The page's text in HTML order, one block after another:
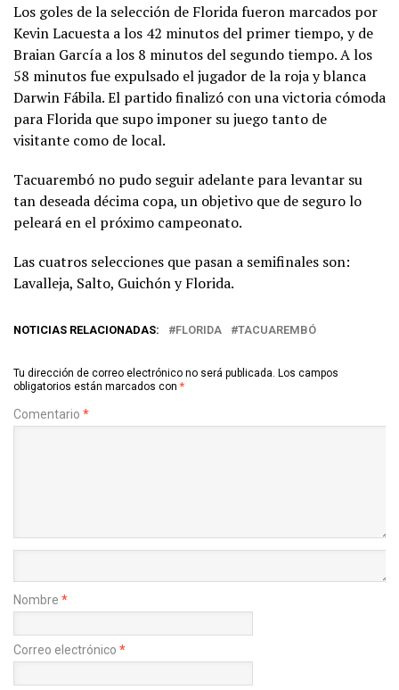
Los goles de la selección de Florida fueron marcados por
Kevin Lacuesta a los 42 minutos del primer tiempo, y de
Braian García a los 8 minutos del segundo tiempo. A los
58 minutos fue expulsado el jugador de la roja y blanca
Darwin Fábila. El partido finalizó con una victoria cómoda
para Florida que supo imponer su juego tanto de
visitante como de local.
Tacuarembó no pudo seguir adelante para levantar su
tan deseada décima copa, un objetivo que de seguro lo
peleará en el próximo campeonato.
Las cuatros selecciones que pasan a semifinales son:
Lavalleja, Salto, Guichón y Florida.
NOTICIAS RELACIONADAS: FLORIDA TACUAREMBÓ
Tu dirección de correo electrónico no será publicada. Los campos
obligatorios están marcados con *
Comentario *
Nombre *
Correo electrónico *